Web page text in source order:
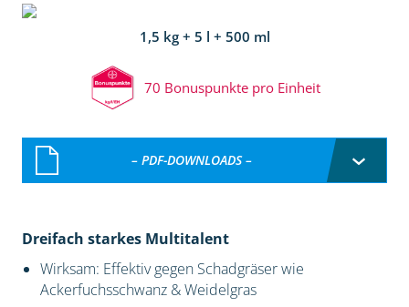
1,5 kg + 5 l + 500 ml
70 Bonuspunkte pro Einheit
– PDF-DOWNLOADS –
Dreifach starkes Multitalent
Wirksam: Effektiv gegen Schadgräser wie
Ackerfuchsschwanz & Weidelgras